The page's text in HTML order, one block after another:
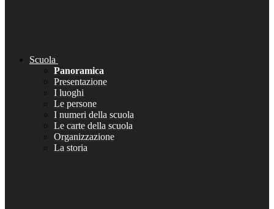
Scuola
Panoramica
Presentazione
I luoghi
Le persone
I numeri della scuola
Le carte della scuola
Organizzazione
La storia